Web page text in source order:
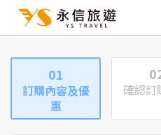
01
訂購內容及優
惠
確認訂